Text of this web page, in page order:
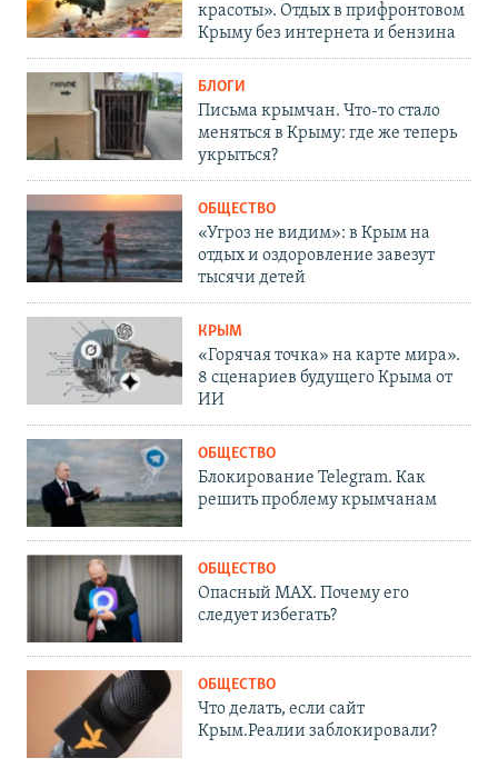
красоты». Отдых в прифронтовом
Крыму без интернета и бензина
БЛОГИ
Письма крымчан. Что-то стало
меняться в Крыму: где же теперь
укрыться?
ОБЩЕСТВО
«Угроз не видим»: в Крым на
отдых и оздоровление завезут
тысячи детей
КРЫМ
«Горячая точка» на карте мира».
8 сценариев будущего Крыма от
ИИ
ОБЩЕСТВО
Блокирование Telegram. Как
решить проблему крымчанам
ОБЩЕСТВО
Опасный MAX. Почему его
следует избегать?
ОБЩЕСТВО
Что делать, если сайт
Крым.Реалии заблокировали?